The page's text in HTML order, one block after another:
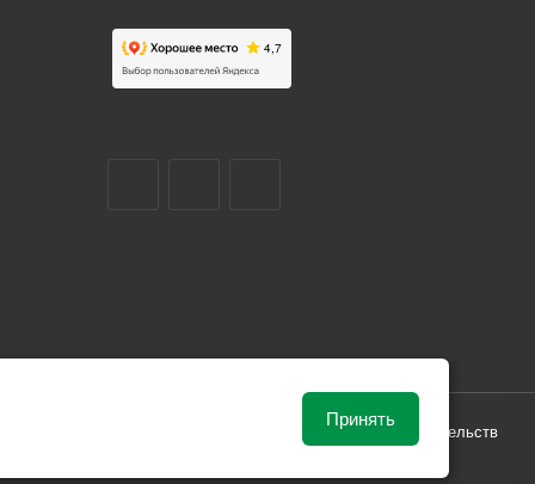
от рыночной ситуации и не влекут за собой обязательств
Принять